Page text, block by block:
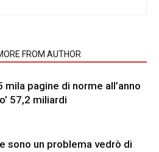
FROM AUTHOR
mila pagine di norme all’anno
57,2 miliardi
sono un problema vedrò di